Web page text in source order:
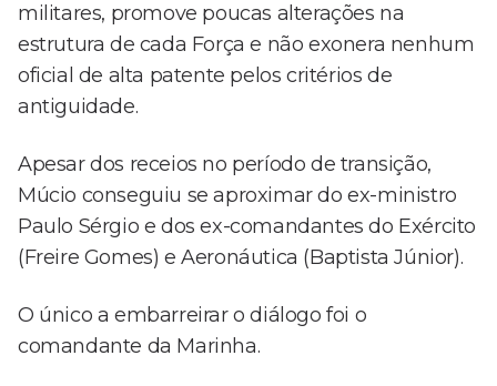
militares, promove poucas alterações na
estrutura de cada Força e não exonera nenhum
oficial de alta patente pelos critérios de
antiguidade.
Apesar dos receios no período de transição,
Múcio conseguiu se aproximar do ex-ministro
Paulo Sérgio e dos ex-comandantes do Exército
(Freire Gomes) e Aeronáutica (Baptista Júnior).
O único a embarreirar o diálogo foi o
comandante da Marinha.